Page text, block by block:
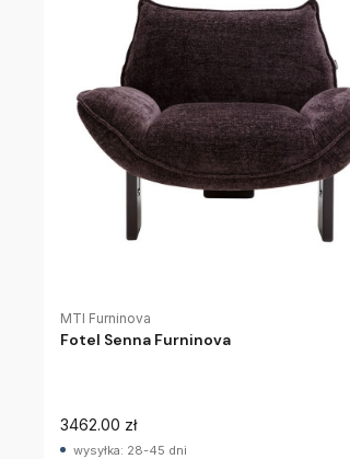
MTI Furninova
Fotel Senna Furninova
3462.00 zł
wysyłka: 28-45 dni